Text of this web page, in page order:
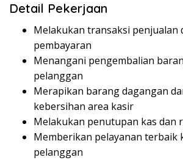
Detail Pekerjaan
Melakukan transaksi penjualan
pembayaran
Menangani pengembalian
pelanggan
Merapikan barang dagangan
kebersihan area kasir
Melakukan penutupan kas dan
Memberikan pelayanan terbaik
pelanggan